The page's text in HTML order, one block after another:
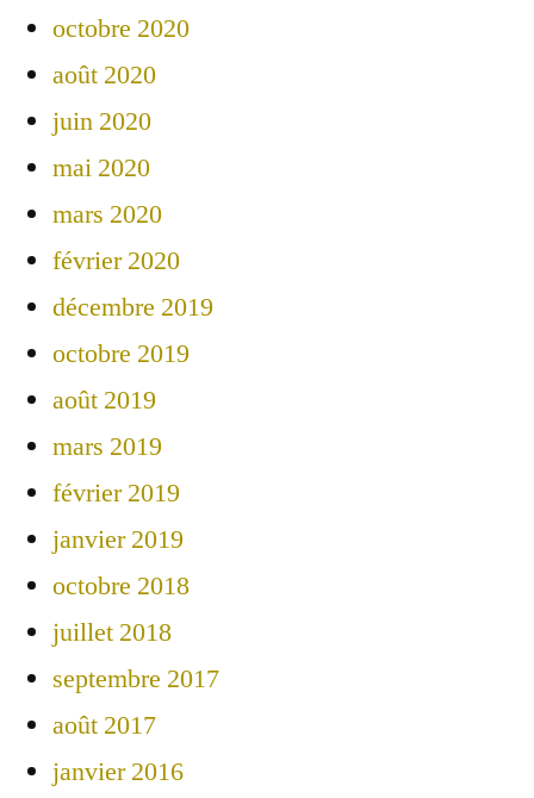
octobre 2020
août 2020
juin 2020
mai 2020
mars 2020
février 2020
décembre 2019
octobre 2019
août 2019
mars 2019
février 2019
janvier 2019
octobre 2018
juillet 2018
septembre 2017
août 2017
janvier 2016